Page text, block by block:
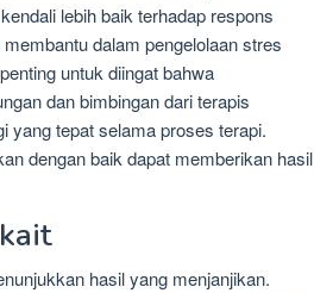
lebih baik terhadap respons
dalam pengelolaan stres
untuk diingat bahwa
dan bimbingan dari terapis
yang tepat selama proses terapi.
dengan baik dapat memberikan hasil
hasil yang menjanjikan.